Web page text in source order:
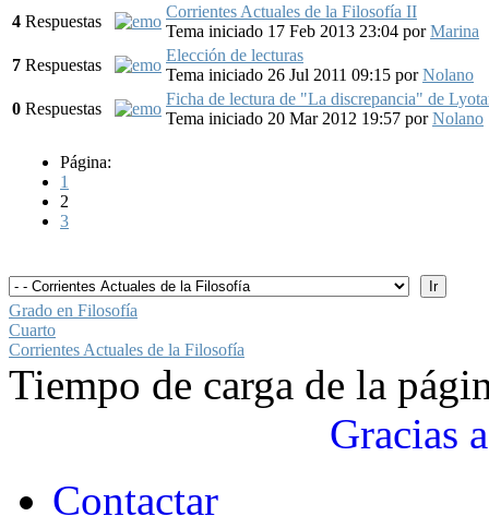
4 Respuestas
Corrientes Actuales de la Filosofía II
Tema iniciado 17 Feb 2013 23:04 porMarina
7 Respuestas
Elección de lecturas
Tema iniciado 26 Jul 2011 09:15 porNolano
0 Respuestas
Ficha de lectura de "La discrepancia" de
Tema iniciado 20 Mar 2012 19:57 porNolano
Página:
1
2
3
Grado en Filosofía
Cuarto
Corrientes Actuales de la Filosofía
Tiempo de carga de la
Gracias a
Contactar